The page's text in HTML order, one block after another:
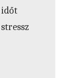
időt